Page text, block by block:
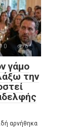
0 6
γάμο
την
αρνήθηκα